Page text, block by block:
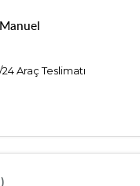
Manuel
24 Araç Teslimatı